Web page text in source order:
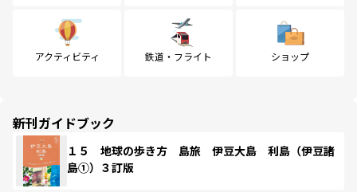
アクティビティ 鉄道・フライト ショップ
新刊ガイドブック
１５ 地球の歩き方 島旅 伊豆大島 利島（伊豆諸
島①）３訂版